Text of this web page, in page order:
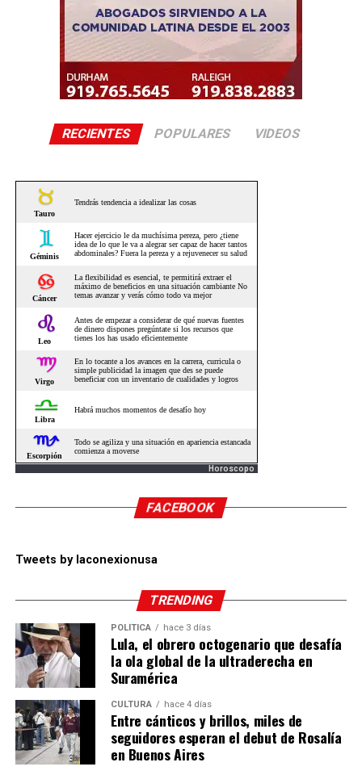
RECIENTES POPULARES VIDEOS
Horoscopo
FACEBOOK
Tweets by laconexionusa
TRENDING
POLÍTICA hace 3 días
Lula, el obrero octogenario que desafía
la ola global de la ultraderecha en
Suramérica
CULTURA hace 4 días
Entre cánticos y brillos, miles de
seguidores esperan el debut de Rosalía
en Buenos Aires